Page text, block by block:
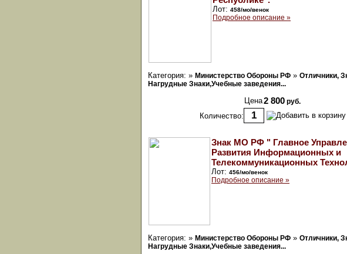
Лот: 458/мо/венок
Подробное описание »
Категория: » Министерство Обороны РФ » Отличники,
Нагрудные Знаки,Учебные заведения...
Цена2 800 руб.
Количество:
Знак МО РФ " Главное
Развития Информационных и
Телекоммуникационных
Лот: 456/мо/венок
Подробное описание »
Категория: » Министерство Обороны РФ » Отличники,
Нагрудные Знаки,Учебные заведения...